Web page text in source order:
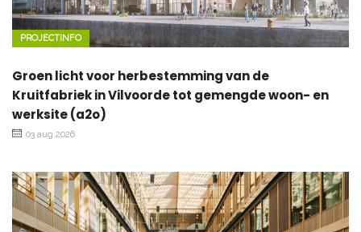
PROJECTINFO
Groen licht voor herbestemming van de
Kruitfabriek in Vilvoorde tot gemengde woon- en
werksite (a2o)
03 aug 2026